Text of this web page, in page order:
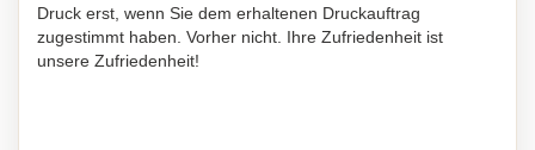
Druck erst, wenn Sie dem erhaltenen Druckauftrag
zugestimmt haben. Vorher nicht. Ihre Zufriedenheit ist
unsere Zufriedenheit!